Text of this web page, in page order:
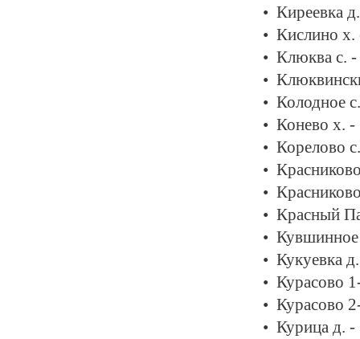
Киреевка
Кислино х.
Клюква с.
Колодное
Конево х. -
Корелово
Красный
Кукуевка
Курасово
Курасово
Курица д. -